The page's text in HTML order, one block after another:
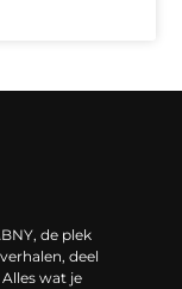
de plek
deel
wat je